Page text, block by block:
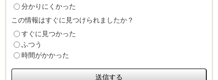
分かりにくかった
この情報はすぐに見つけられましたか？
すぐに見つかった
ふつう
時間がかかった